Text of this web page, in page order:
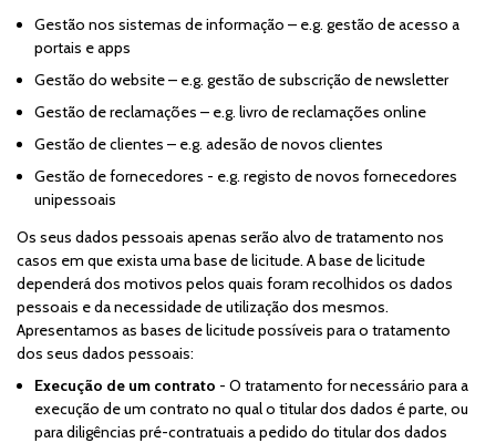
Gestão nos sistemas de informação – e.g. gestão de acesso a
portais e apps
Gestão do website – e.g. gestão de subscrição de newsletter
Gestão de reclamações – e.g. livro de reclamações online
Gestão de clientes – e.g. adesão de novos clientes
Gestão de fornecedores - e.g. registo de novos fornecedores
unipessoais
Os seus dados pessoais apenas serão alvo de tratamento nos
casos em que exista uma base de licitude. A base de licitude
dependerá dos motivos pelos quais foram recolhidos os dados
pessoais e da necessidade de utilização dos mesmos.
Apresentamos as bases de licitude possíveis para o tratamento
dos seus dados pessoais:
Execução de um contrato - O tratamento for necessário para a
execução de um contrato no qual o titular dos dados é parte, ou
para diligências pré-contratuais a pedido do titular dos dados